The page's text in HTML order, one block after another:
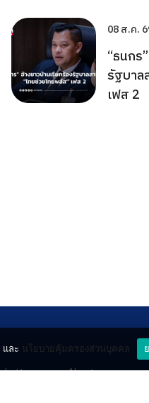
08 ส.ค.
“ธนกร
รัฐบาล
เฟส 2
Lottery
About
และ นโยบายคุ้มครองส่วนบุคคล